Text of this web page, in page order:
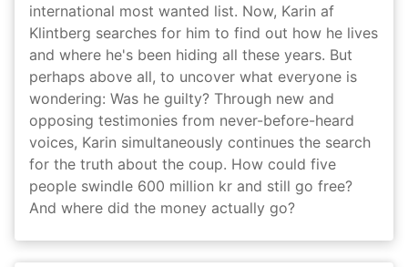
international most wanted list. Now, Karin af
Klintberg searches for him to find out how he lives
and where he's been hiding all these years. But
perhaps above all, to uncover what everyone is
wondering: Was he guilty? Through new and
opposing testimonies from never-before-heard
voices, Karin simultaneously continues the search
for the truth about the coup. How could five
people swindle 600 million kr and still go free?
And where did the money actually go?